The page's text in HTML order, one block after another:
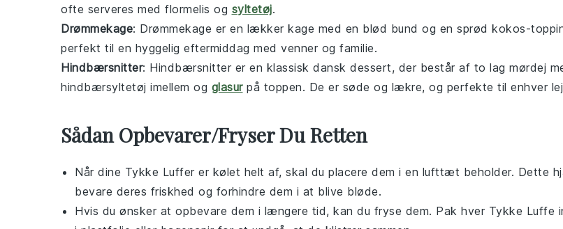
ofte serveres med flormelis og syltetøj.
Drømmekage: Drømmekage er en lækker kage med en blød bund og en sprød kokos-
perfekt til en hyggelig eftermiddag med venner og familie.
Hindbærsnitter: Hindbærsnitter er en klassisk dansk dessert, der består af to lag mørdej
hindbærsyltetøj imellem og glasurpå toppen. De er søde og lækre, og perfekte til enhver
Sådan Opbevarer/Fryser Du Retten
Når dine Tykke Luffer er kølet helt af, skal du placere dem i en lufttæt beholder. Dette
bevare deres friskhed og forhindre dem i at blive bløde.
Hvis du ønsker at opbevare dem i længere tid, kan du fryse dem. Pak hver Tykke Luffe